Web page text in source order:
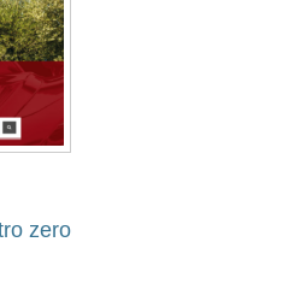
zero